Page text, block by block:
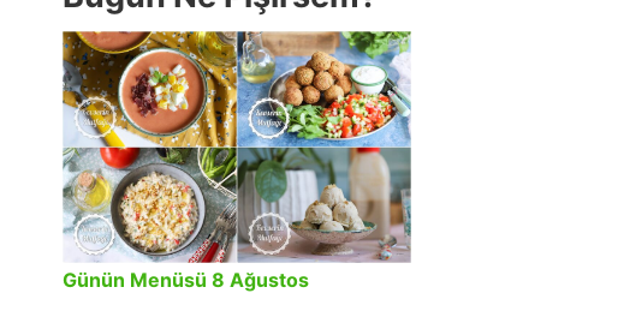
Günün Menüsü 8 Ağustos